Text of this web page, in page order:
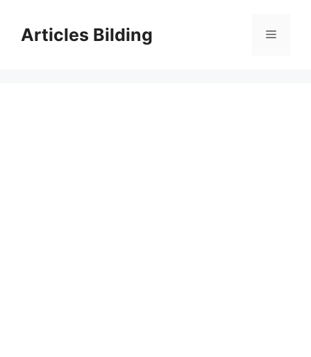
contentArticles Bilding Menu